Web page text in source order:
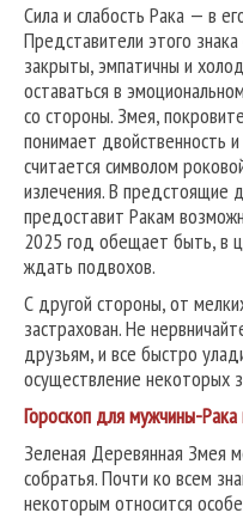
Сила и слабость Рака — в
Представители этого
закрыты, эмпатичны и
оставаться в
со стороны. Змея,
понимает двойственность
считается символом
излечения. В предстоящие
предоставит Ракам
2025 год обещает быть, в
ждать подвохов.
С другой стороны, от
застрахован. Не
друзьям, и все быстро
осуществление некоторых
Гороскоп для мужчины-
Зеленая Деревянная Змея
собратья. Почти ко всем
некоторым относится